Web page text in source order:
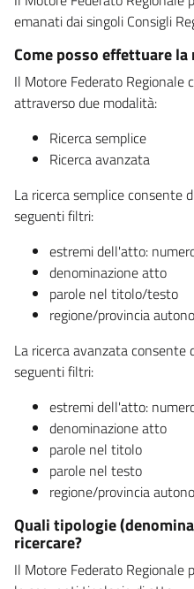
emanati dai singoli Consigli
Come posso effettuare la
Il Motore Federato Regionale
attraverso due modalità:
Ricerca semplice
Ricerca avanzata
La ricerca semplice consente
seguenti filtri:
estremi dell'atto:
denominazione atto
parole nel titolo/testo
regione/provincia
La ricerca avanzata
seguenti filtri:
estremi dell'atto:
denominazione atto
parole nel titolo
parole nel testo
regione/provincia
Quali tipologie
ricercare?
Il Motore Federato Regionale